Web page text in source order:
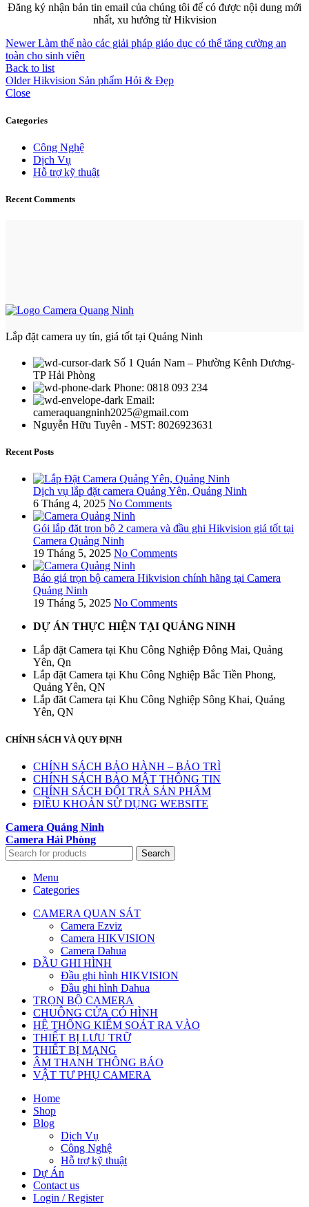
Đăng ký nhận bản tin email của chúng tôi để có được nội dung mới
nhất, xu hướng từ Hikvision
Newer Làm thế nào các giải pháp giáo dục có thể tăng cường an
toàn cho sinh viên
Back to list
Older Hikvision Sản phẩm Hỏi & Đẹp
Close
Categories
Công Nghệ
Dịch Vụ
Hỗ trợ kỹ thuật
Recent Comments
Lắp đặt camera uy tín, giá tốt tại Quảng Ninh
Số 1 Quán Nam – Phường Kênh Dương-
TP Hải Phòng
Phone: 0818 093 234
Email:
cameraquangninh2025@gmail.com
Nguyễn Hữu Tuyên - MST: 8026923631
Recent Posts
Dịch vụ lắp đặt camera Quảng Yên, Quảng Ninh
6 Tháng 4, 2025 No Comments
Gói lắp đặt trọn bộ 2 camera và đầu ghi Hikvision giá tốt tại
Camera Quảng Ninh
19 Tháng 5, 2025 No Comments
Báo giá trọn bộ camera Hikvision chính hãng tại Camera
Quảng Ninh
19 Tháng 5, 2025 No Comments
DỰ ÁN THỰC HIỆN TẠI QUẢNG NINH
Lắp đặt Camera tại Khu Công Nghiệp Đông Mai, Quảng
Yên, Qn
Lắp đặt Camera tại Khu Công Nghiệp Bắc Tiền Phong,
Quảng Yên, QN
Lắp đăt Camera tại Khu Công Nghiệp Sông Khai, Quảng
Yên, QN
CHÍNH SÁCH VÀ QUY ĐỊNH
CHÍNH SÁCH BẢO HÀNH – BẢO TRÌ
CHÍNH SÁCH BẢO MẬT THÔNG TIN
CHÍNH SÁCH ĐỔI TRẢ SẢN PHẨM
ĐIỀU KHOẢN SỬ DỤNG WEBSITE
Camera Quảng Ninh
Camera Hải Phòng
Search
Menu
Categories
CAMERA QUAN SÁT
Camera Ezviz
Camera HIKVISION
Camera Dahua
ĐẦU GHI HÌNH
Đầu ghi hình HIKVISION
Đầu ghi hình Dahua
TRỌN BỘ CAMERA
CHUÔNG CỬA CÓ HÌNH
HỆ THỐNG KIỂM SOÁT RA VÀO
THIẾT BỊ LƯU TRỮ
THIẾT BỊ MẠNG
ÂM THANH THÔNG BÁO
VẬT TƯ PHỤ CAMERA
Home
Shop
Blog
Dịch Vụ
Công Nghệ
Hỗ trợ kỹ thuật
Dự Án
Contact us
Login / Register